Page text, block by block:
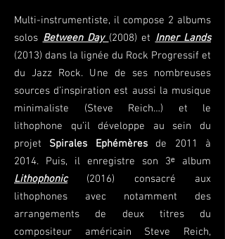
Multi-instrumentiste, il compose 2 albums
solos Between Day (2008) et Inner Lands
(2013) dans la lignée du Rock Progressif et
du Jazz Rock. Une de ses nombreuses
sources d’inspiration est aussi la musique
minimaliste (Steve Reich…) et le
lithophone qu’il développe au sein du
projet Spirales Ephémèresde 2011 à
2014. Puis, il enregistre son 3ᵉ album
Lithophonic
(2016) consacré aux
lithophones avec notamment des
arrangements de deux titres du
compositeur américain Steve Reich,